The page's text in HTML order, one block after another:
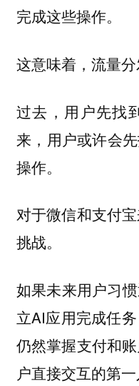
完成这些操作。
这意味着，流量分
过去，用户先找
来，用户或许会
操作。
对于微信和支付
挑战。
如果未来用户习
立AI应用完成任
仍然掌握支付和
户直接交互的第一